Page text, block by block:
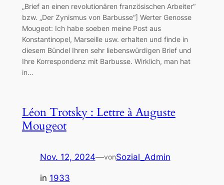
„Brief an einen revolutionären französischen Arbeiter“
bzw. „Der Zynismus von Barbusse“] Werter Genosse
Mougeot: Ich habe soeben meine Post aus
Konstantinopel, Marseille usw. erhalten und finde in
diesem Bündel Ihren sehr liebenswürdigen Brief und
Ihre Korrespondenz mit Barbusse. Wirklich, man hat
in…
Léon Trotsky : Lettre à Auguste
Mougeot
Nov. 12, 2024—vonSozial_Admin
in 1933